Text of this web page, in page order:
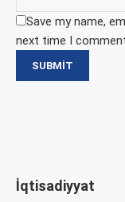
Save my name,
next time I
İqtisadiyyat